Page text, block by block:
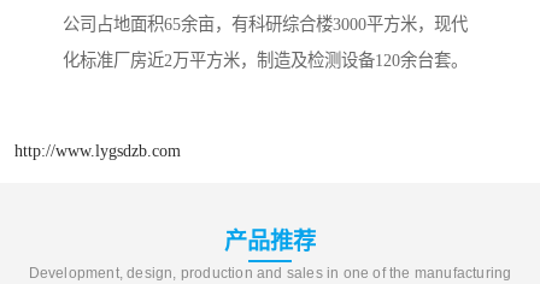
公司占地面积65余亩，有科研综合楼3000平方米，现代
化标准厂房近2万平方米，制造及检测设备120余台套。
http://www.lygsdzb.com
产品推荐
Development, design, production and sales in one of the manufacturing